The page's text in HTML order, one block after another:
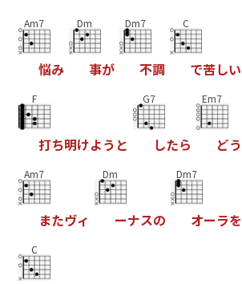
Am7
悩み
Dm
事が
Dm7
不調
C
で苦しい
F
打ち明けよう と
G7
したら
Em7
どう
Am7
またヴィ
Dm
ーナスの
Dm7
オーラを
C